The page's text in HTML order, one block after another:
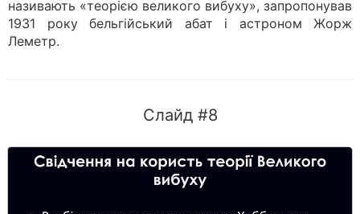
називають «теорією великого вибуху», запропонував
1931 року бельгійський абат і астроном Жорж
Леметр.
Слайд #8